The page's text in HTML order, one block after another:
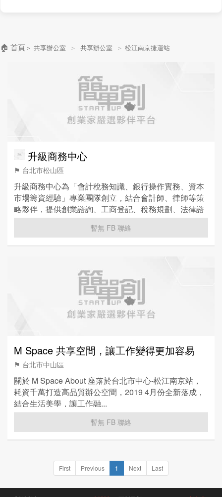
🏠 首頁＞ 共享辦公室 ＞ 共享辦公室 ＞ 松江南京捷運站
升級商務中心
⚑ 台北市松山區
升級商務中心為「會計稅務知識、銀行操作實務、資本
市場籌資經驗」專業團隊創立，結合會計師、律師等策
略夥伴，提供創業諮詢、工商登記、稅務規劃、法律諮
詢、行銷策略、管理顧問等各式服務，給予客戶各項專
暫無 FB 聯絡
M Space 共享空間，讓工作變得更加容易
⚑ 台北市中山區
關於 M Space About 座落於台北市中心-松江南京站，
耗資千萬打造高品質辦公空間，2019 4⽉份全新落成，
結合生活美學，讓工作融...
暫無 FB 聯絡
First Previous 1 Next Last